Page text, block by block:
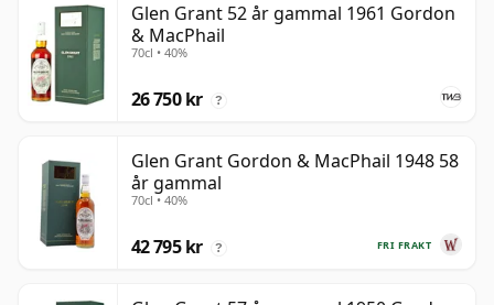
Glen Grant 52 år gammal 1961 Gordon
& MacPhail
70cl • 40%
26 750 kr ?
Glen Grant Gordon & MacPhail 1948 58
år gammal
70cl • 40%
FRI FRAKT
42 795 kr ?